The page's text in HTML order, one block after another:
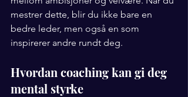
mestrer dette, blir du ikke bare en
bedre leder, men også en som
inspirerer andre rundt deg.
Hvordan coaching kan gi deg
mental styrke